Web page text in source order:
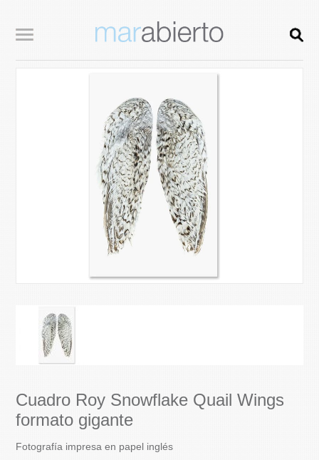
Cuadro Roy Snowflake Quail Wings
formato gigante
Fotografía impresa en papel inglés